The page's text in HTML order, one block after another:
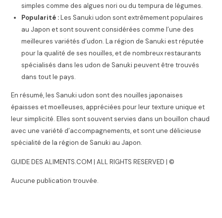
simples comme des algues nori ou du tempura de légumes.
Popularité :Les Sanuki udon sont extrêmement populaires
au Japon et sont souvent considérées comme l’une des
meilleures variétés d’udon. La région de Sanuki est réputée
pour la qualité de ses nouilles, et de nombreux restaurants
spécialisés dans les udon de Sanuki peuvent être trouvés
dans tout le pays.
En résumé, les Sanuki udon sont des nouilles japonaises
épaisses et moelleuses, appréciées pour leur texture unique et
leur simplicité. Elles sont souvent servies dans un bouillon chaud
avec une variété d’accompagnements, et sont une délicieuse
spécialité de la région de Sanuki au Japon.
GUIDE DES ALIMENTS.COM | ALL RIGHTS RESERVED | ©
Aucune publication trouvée.